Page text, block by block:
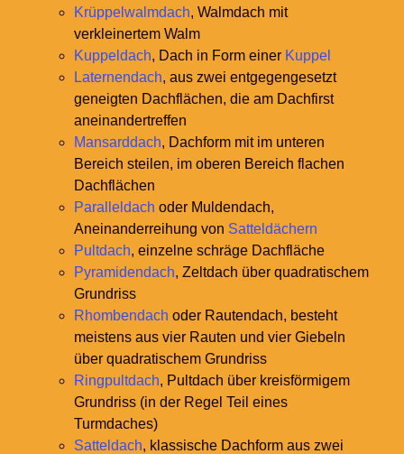
Krüppelwalmdach, Walmdach mit
verkleinertem Walm
Kuppeldach, Dach in Form einer Kuppel
Laternendach, aus zwei entgegengesetzt
geneigten Dachflächen, die am Dachfirst
aneinandertreffen
Mansarddach, Dachform mit im unteren
Bereich steilen, im oberen Bereich flachen
Dachflächen
Paralleldach oder Muldendach,
Aneinanderreihung von Satteldächern
Pultdach, einzelne schräge Dachfläche
Pyramidendach, Zeltdach über quadratischem
Grundriss
Rhombendach oder Rautendach, besteht
meistens aus vier Rauten und vier Giebeln
über quadratischem Grundriss
Ringpultdach, Pultdach über kreisförmigem
Grundriss (in der Regel Teil eines
Turmdaches)
Satteldach, klassische Dachform aus zwei